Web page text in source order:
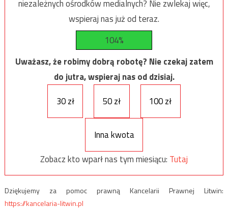
niezależnych ośrodków medialnych? Nie zwlekaj więc,
wspieraj nas już od teraz.
104%
Uważasz, że robimy dobrą robotę? Nie czekaj zatem
do jutra, wspieraj nas od dzisiaj.
30 zł
50 zł 100 zł
Inna kwota
Zobacz kto wparł nas tym miesiącu: Tutaj
Dziękujemy za pomoc prawną Kancelarii Prawnej Litwin:
https://kancelaria-litwin.pl